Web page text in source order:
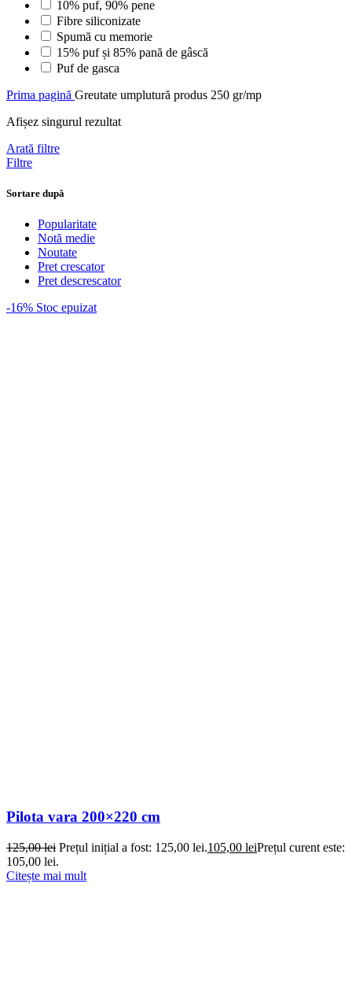
10% puf, 90% pene
Fibre siliconizate
Spumă cu memorie
15% puf și 85% pană de gâscă
Puf de gasca
Prima pagină Greutate umplutură produs 250 gr/mp
Afișez singurul rezultat
Arată filtre
Filtre
Sortare după
Popularitate
Notă medie
Noutate
Pret crescator
Pret descrescator
-16% Stoc epuizat
Pilota vara 200×220 cm
125,00lei Prețul inițial a fost: 125,00 lei.105,00 leiPrețul curent este:
105,00 lei.
Citește mai mult